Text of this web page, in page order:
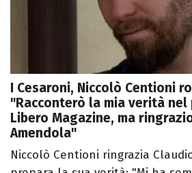
I Cesaroni, Niccolò Centioni
"Racconterò la mia verità
Libero Magazine, ma
Amendola"
Niccolò Centioni ringrazia